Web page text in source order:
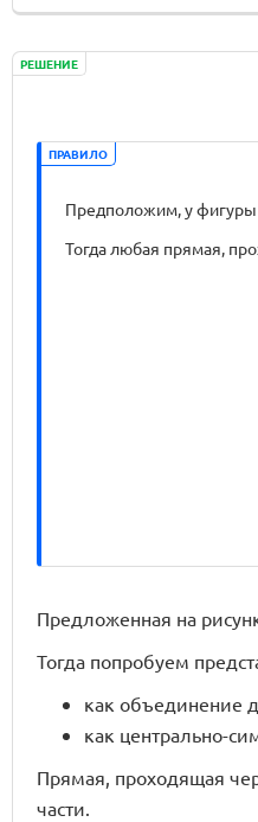
РЕШЕНИЕ
ПРАВИЛО
Предположим, у фигуры
Тогда любая прямая,
Предложенная на
Тогда попробуем
как объединение
как центрально-
Прямая, проходящая
части.